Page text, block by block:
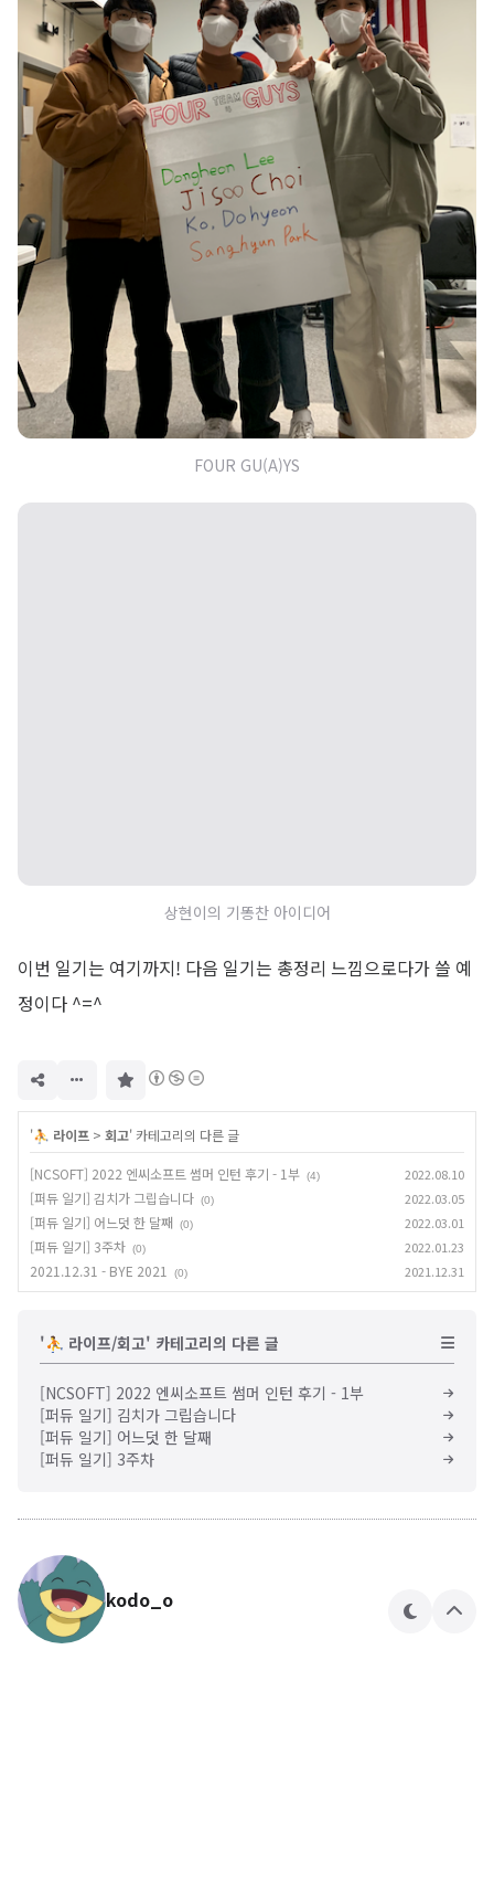
FOUR GU(A)YS
상현이의 기똥찬 아이디어
이번 일기는 여기까지! 다음 일기는 총정리 느낌으로다가 쓸 예
정이다 ^=^
'⛹️ 라이프 > 회고' 카테고리의 다른 글
[NCSOFT] 2022 엔씨소프트 썸머 인턴 후기 - 1부 (4) 2022.08.10
[퍼듀 일기] 김치가 그립습니다 (0) 2022.03.05
[퍼듀 일기] 어느덧 한 달째 (0) 2022.03.01
[퍼듀 일기] 3주차 (0) 2022.01.23
2021.12.31 - BYE 2021 (0) 2021.12.31
'⛹️ 라이프/회고' 카테고리의 다른 글
[NCSOFT] 2022 엔씨소프트 썸머 인턴 후기 - 1부
[퍼듀 일기] 김치가 그립습니다
[퍼듀 일기] 어느덧 한 달째
[퍼듀 일기] 3주차
kodo_o
테
상